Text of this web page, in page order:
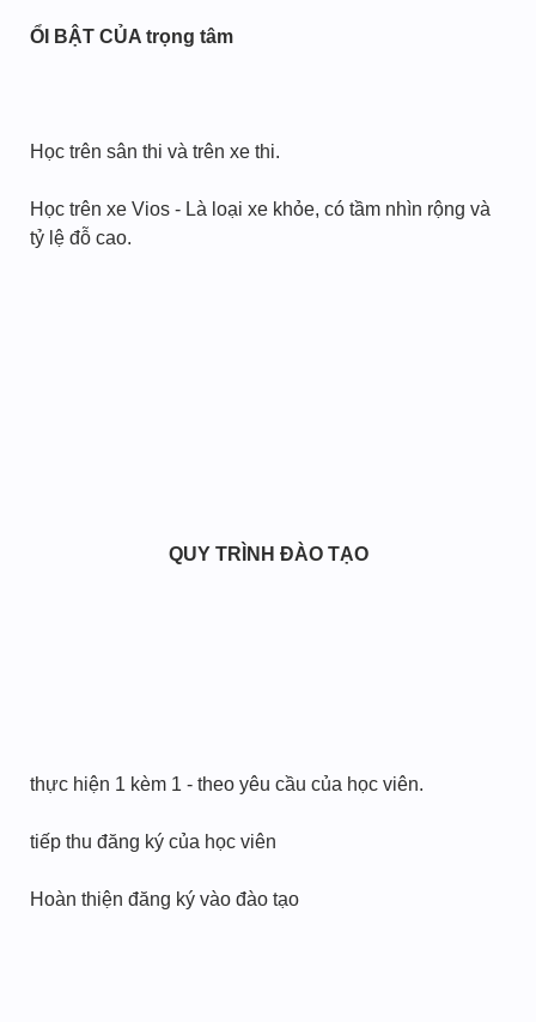
ỔI BẬT CỦA trọng tâm
Học trên sân thi và trên xe thi.
Học trên xe Vios - Là loại xe khỏe, có tầm nhìn rộng và
tỷ lệ đỗ cao.
QUY TRÌNH ĐÀO TẠO
thực hiện 1 kèm 1 - theo yêu cầu của học viên.
tiếp thu đăng ký của học viên
Hoàn thiện đăng ký vào đào tạo